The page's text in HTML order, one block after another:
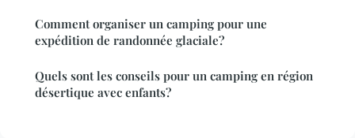
Comment organiser un camping pour une
expédition de randonnée glaciale?
Quels sont les conseils pour un camping en région
désertique avec enfants?